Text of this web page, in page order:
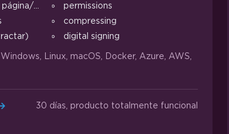
márgenespermissions
compressing
digital signing
Linux, macOS, Docker, Azure, AWS,
30 días, producto totalmente funcional